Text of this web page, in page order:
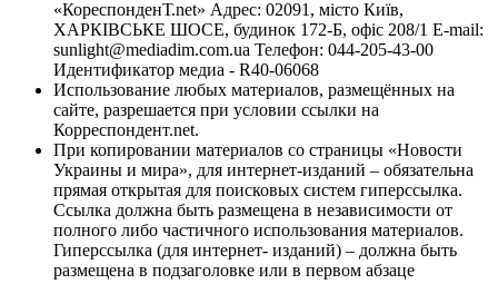
«КореспонденТ.net» Адрес: 02091, місто Київ,
ХАРКІВСЬКЕ ШОСЕ, будинок 172-Б, офіс 208/1 E-mail:
sunlight@mediadim.com.ua Телефон: 044-205-43-00
Идентификатор медиа - R40-06068
Использование любых материалов, размещённых на
сайте, разрешается при условии ссылки на
Корреспондент.net.
При копировании материалов со страницы «Новости
Украины и мира», для интернет-изданий – обязательна
прямая открытая для поисковых систем гиперссылка.
Ссылка должна быть размещена в независимости от
полного либо частичного использования материалов.
Гиперссылка (для интернет- изданий) – должна быть
размещена в подзаголовке или в первом абзаце